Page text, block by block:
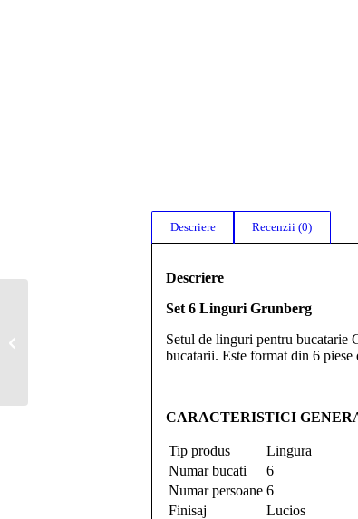
Descriere Recenzii (0)
Descriere
Set 6 Linguri Grunberg
Setul de linguri pentru bucatarie
bucatarii. Este format din 6
CARACTERISTICI
Tip produs
Lingura
Numar bucati
6
Numar persoane 6
Finisaj
Lucios